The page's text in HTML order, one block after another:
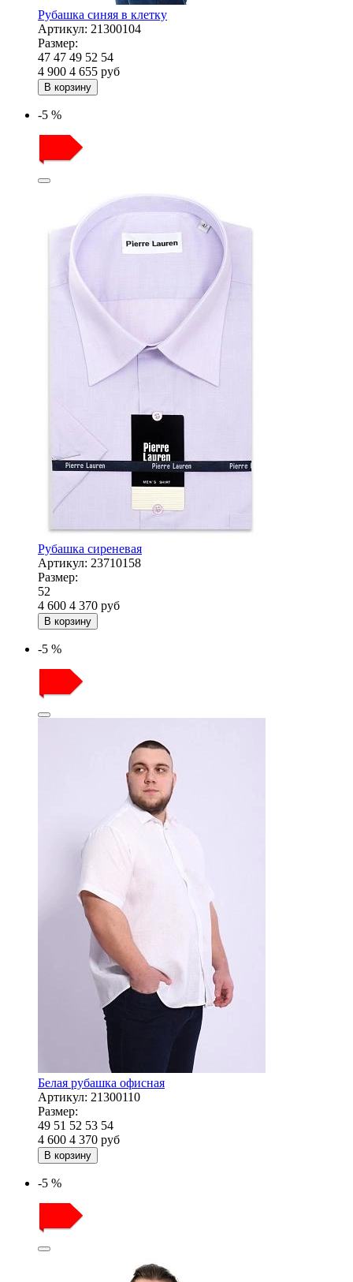
Рубашка синяя в клетку
Артикул: 21300104
Размер:
47 47 49 52 54
4 900 4 655 руб
В корзину
-5 %
Рубашка сиреневая
Артикул: 23710158
Размер:
52
4 600 4 370 руб
В корзину
-5 %
Белая рубашка офисная
Артикул: 21300110
Размер:
49 51 52 53 54
4 600 4 370 руб
В корзину
-5 %